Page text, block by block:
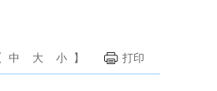
中 大 小 】 打印